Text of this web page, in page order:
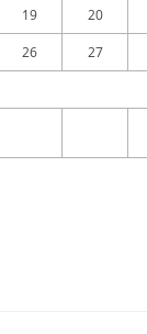
19 20
26 27